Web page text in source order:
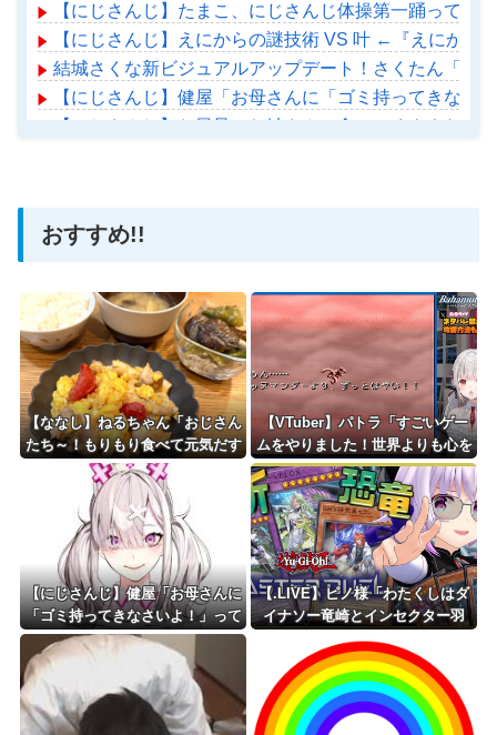
【にじさんじ】たまこ、にじさんじ体操第一踊ってみ
【にじさんじ】えにからの謎技術 VS 叶 ←『えにから
結城さくな新ビジュアルアップデート！さくたん「ど
【にじさんじ】健屋「お母さんに「ゴミ持ってきな
【にじさんじ】お風呂のお姉さんに食いつくナナたま
おすすめ!!
【ななし】ねるちゃん「おじさん
たち～！もりもり食べて元気だす
のよ～」
【VTuber】パトラ「すごいゲー
ムをやりました！世界よりも心を
守ることに必死でした！」「も
う……つかまっちゃった❤」【バ
ハムートラグーン】
【にじさんじ】健屋「お母さんに
「ゴミ持ってきなさいよ！」って
言われておしり振りながらいーや
ーヤダヤダやったらガチめにしば
かれた」
【.LIVE】ピノ様「わたくしはダ
イナソー竜崎とインセクター羽
蛾、両方の性質を併せ持つ♥」
【遊戯王マスターデュエル】